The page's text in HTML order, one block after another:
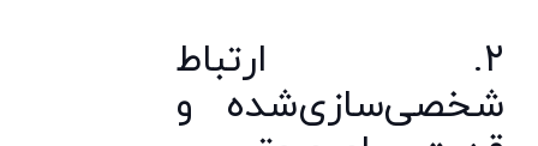
۲. ارتباط
شخصی‌سازی‌شده و